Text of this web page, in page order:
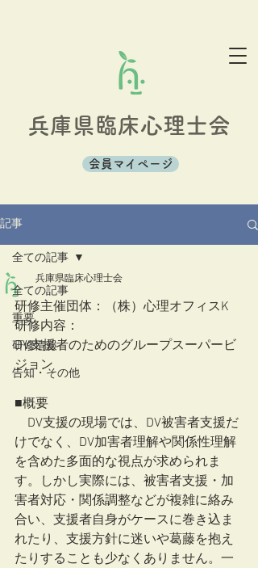
兵庫県臨床心理士会
会員マイページ
記事
全ての記事
重要
研修情報
告知・その他
全ての記事
兵庫県臨床心理士会
研修主催団体：（株）心理オフィスK
研修内容：
DV支援者のためのグループスーパービ
ジョン
■概要
DV支援の現場では、DV被害者支援だ
けでなく、DV加害者理解や関係性理解
を含めた多面的な視点が求められま
す。しかし実際には、被害者支援・加
害者対応・関係調整などが複雑に絡み
合い、支援者自身がケースに巻き込ま
れたり、支援方針に迷いや葛藤を抱え
たりすることも少なくありません。一